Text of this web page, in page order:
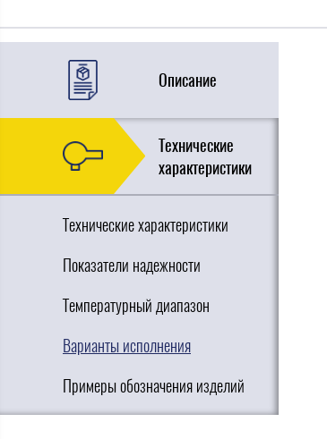
Описание
Технические
характеристики
Технические характеристики
Показатели надежности
Температурный диапазон
Варианты исполнения
Примеры обозначения изделий